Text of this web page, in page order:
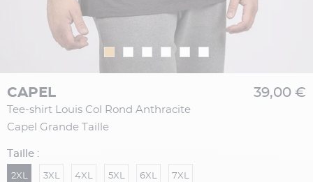
CAPEL
Tee-shirt Louis Col Rond Anthracite
Capel Grande Taille
39,00 €
Taille :
2XL 3XL 4XL 5XL 6XL 7XL